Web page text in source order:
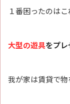
１番困ったのはこ
大型の遊具をプレ
我が家は賃貸で物